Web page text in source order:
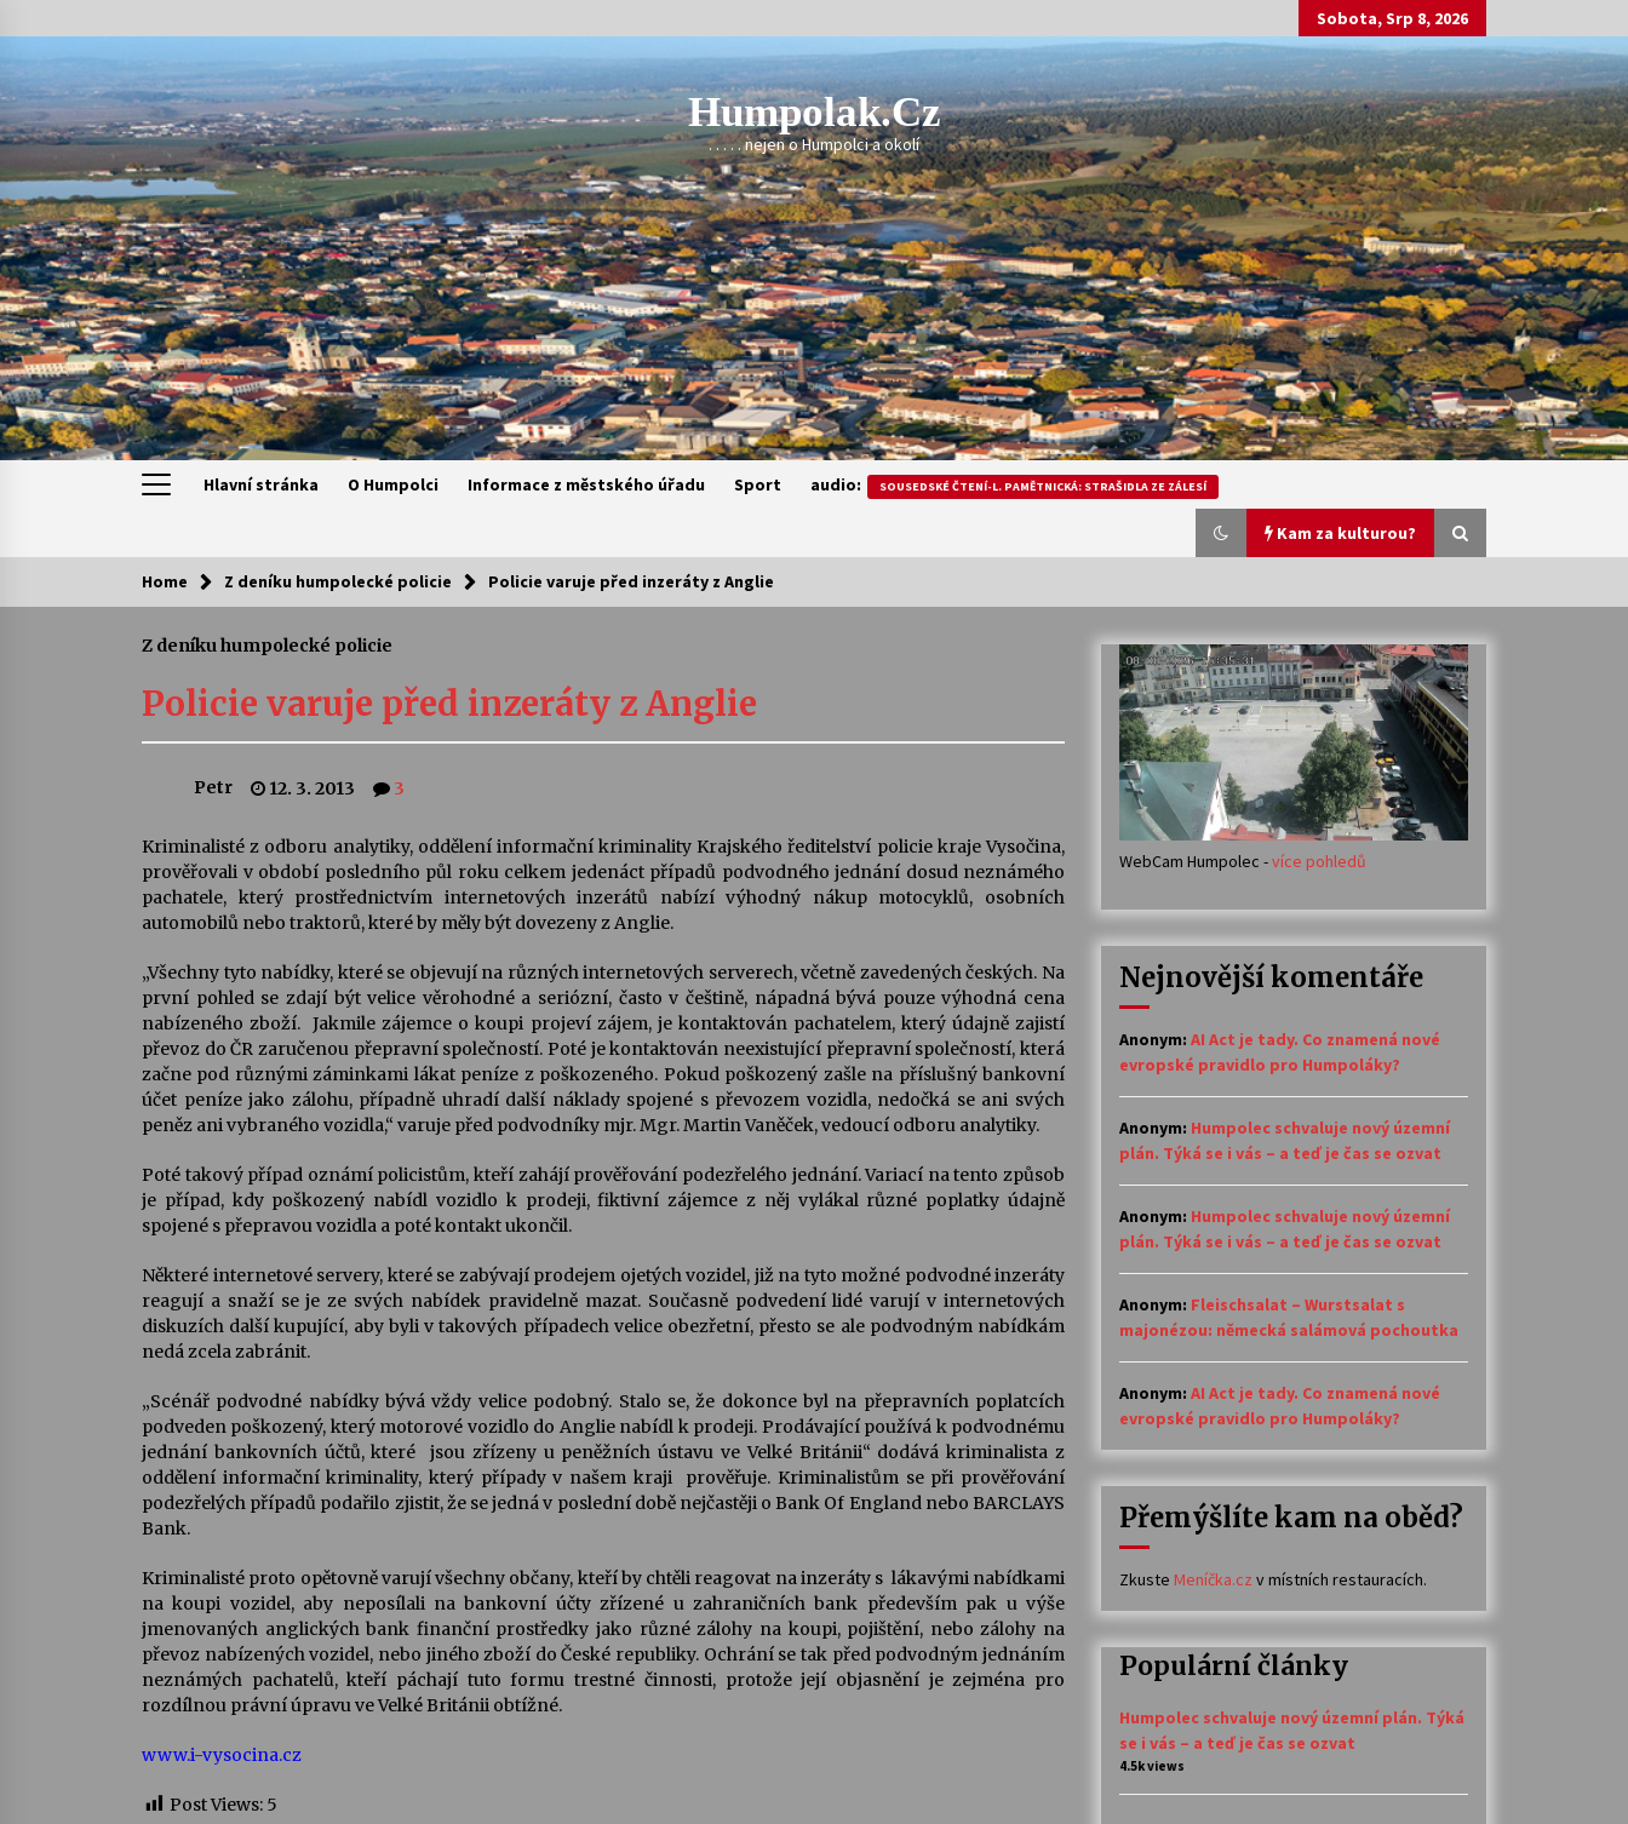
to
Sobota, Srp 8, 2026
Humpolak.cz
. . . . . nejen o Humpolci a okolí
Hlavní stránka O Humpolci Informace z městského úřadu Sport audio: SOUSEDSKÉ ČTENÍ-L. PAMĚTNICKÁ: STRAŠIDLA ZE ZÁLESÍ
Kam za kulturou?
Kam za kulturou?
Camerata a Sukuba Ensemble
4. 8. 2026
Veselí muzikanti
30. 7. 2026
Pozvánka na integrační festival
Quijotova šedesátka: 28. 7.–1. 8.
28. 7. 2026
Votavžatský ploty
23. 7. 2026
Letní koncerty ve Stromovce: Rufus
Miller
Vysočinka
14. 7. 2026
Za kulturou kousek za Humpolec. V
Želivě ožije odkaz Josefa Čapka
13. 7. 2026
Varhanní recitál Michala Novenka v
Klášteře Želiv
3. 7. 2026
30. 6. 2026
Home Z deníku humpolecké policie Policie varuje před inzeráty z Anglie
Z deníku humpolecké policie
Policie varuje před inzeráty z Anglie
Petr 12. 3. 2013 3
Kriminalisté z odboru analytiky, oddělení informační kriminality Krajského ředitelství policie kraje Vysočina,
prověřovali v období posledního půl roku celkem jedenáct případů podvodného jednání dosud neznámého
pachatele, který prostřednictvím internetových inzerátů nabízí výhodný nákup motocyklů, osobních
automobilů nebo traktorů, které by měly být dovezeny z Anglie.
„Všechny tyto nabídky, které se objevují na různých internetových serverech, včetně zavedených českých. Na
první pohled se zdají být velice věrohodné a seriózní, často v češtině, nápadná bývá pouze výhodná cena
nabízeného zboží. Jakmile zájemce o koupi projeví zájem, je kontaktován pachatelem, který údajně zajistí
převoz do ČR zaručenou přepravní společností. Poté je kontaktován neexistující přepravní společností, která
začne pod různými záminkami lákat peníze z poškozeného. Pokud poškozený zašle na příslušný bankovní
účet peníze jako zálohu, případně uhradí další náklady spojené s převozem vozidla, nedočká se ani svých
peněz ani vybraného vozidla,“ varuje před podvodníky mjr. Mgr. Martin Vaněček, vedoucí odboru analytiky.
Poté takový případ oznámí policistům, kteří zahájí prověřování podezřelého jednání. Variací na tento způsob
je případ, kdy poškozený nabídl vozidlo k prodeji, fiktivní zájemce z něj vylákal různé poplatky údajně
spojené s přepravou vozidla a poté kontakt ukončil.
Některé internetové servery, které se zabývají prodejem ojetých vozidel, již na tyto možné podvodné inzeráty
reagují a snaží se je ze svých nabídek pravidelně mazat. Současně podvedení lidé varují v internetových
diskuzích další kupující, aby byli v takových případech velice obezřetní, přesto se ale podvodným nabídkám
nedá zcela zabránit.
„Scénář podvodné nabídky bývá vždy velice podobný. Stalo se, že dokonce byl na přepravních poplatcích
podveden poškozený, který motorové vozidlo do Anglie nabídl k prodeji. Prodávající používá k podvodnému
jednání bankovních účtů, které jsou zřízeny u peněžních ústavu ve Velké Británii“ dodává kriminalista z
oddělení informační kriminality, který případy v našem kraji prověřuje. Kriminalistům se při prověřování
podezřelých případů podařilo zjistit, že se jedná v poslední době nejčastěji o Bank Of England nebo BARCLAYS
Bank.
Kriminalisté proto opětovně varují všechny občany, kteří by chtěli reagovat na inzeráty s lákavými nabídkami
na koupi vozidel, aby neposílali na bankovní účty zřízené u zahraničních bank především pak u výše
jmenovaných anglických bank finanční prostředky jako různé zálohy na koupi, pojištění, nebo zálohy na
převoz nabízených vozidel, nebo jiného zboží do České republiky. Ochrání se tak před podvodným jednáním
neznámých pachatelů, kteří páchají tuto formu trestné činnosti, protože její objasnění je zejména pro
rozdílnou právní úpravu ve Velké Británii obtížné.
www.i-vysocina.cz
Post Views: 5
WebCam Humpolec -více pohledů
Nejnovější komentáře
Anonym: AI Act je tady. Co znamená nové
evropské pravidlo pro Humpoláky?
Anonym: Humpolec schvaluje nový územní
plán. Týká se i vás – a teď je čas se ozvat
Anonym: Humpolec schvaluje nový územní
plán. Týká se i vás – a teď je čas se ozvat
Anonym: Fleischsalat – Wurstsalat s
majonézou: německá salámová pochoutka
Anonym: AI Act je tady. Co znamená nové
evropské pravidlo pro Humpoláky?
Přemýšlíte kam na oběd?
Zkuste Meníčka.cz v místních restauracích.
Populární články
Humpolec schvaluje nový územní plán. Týká
se i vás – a teď je čas se ozvat
4.5k views